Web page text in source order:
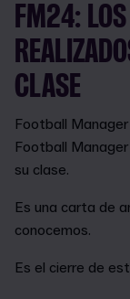
FM24:
CLASE
Football
Football
su clase.
Es una carta de
conocemos.
Es el cierre de